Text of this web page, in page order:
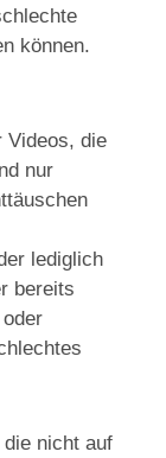
können.
Videos, die
nur
lediglich
bereits
nicht auf